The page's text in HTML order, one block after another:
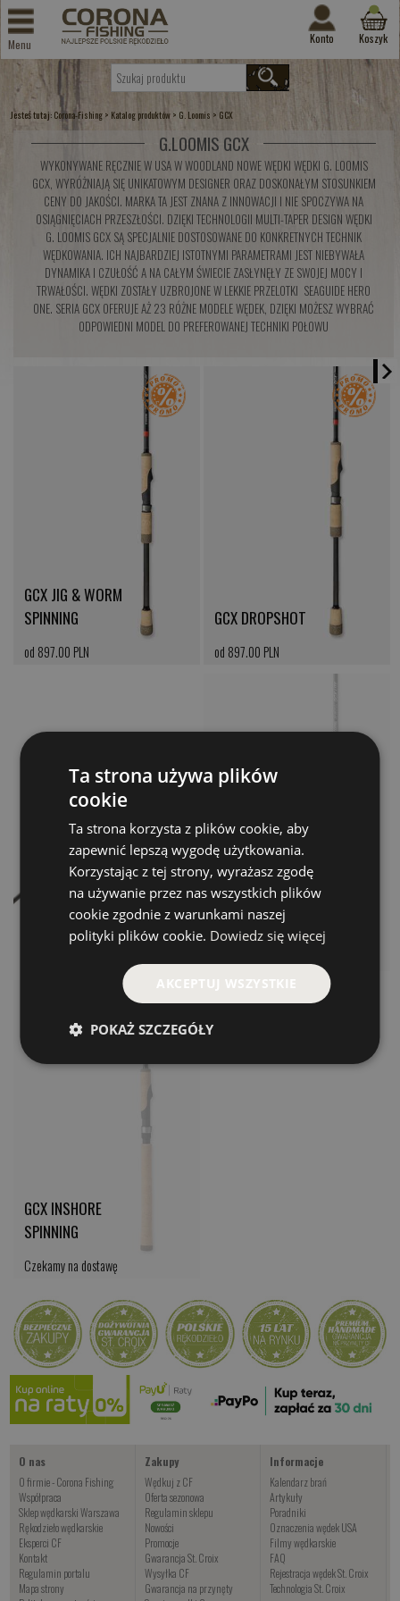
Menu Konto Koszyk
Jesteś tutaj: Corona-Fishing > Katalog produktów > G. Loomis > GCX
G.LOOMIS GCX
WYKONYWANE RĘCZNIE W USA W WOODLAND NOWE WĘDKI WĘDKI G. LOOMIS
GCX, WYRÓŻNIAJĄ SIĘ UNIKATOWYM DESIGNER ORAZ DOSKONAŁYM STOSUNKIEM
CENY DO JAKOŚCI. MARKA TA JEST ZNANA Z INNOWACJI I NIE SPOCZYWA NA
OSIĄGNIĘCIACH PRZESZŁOŚCI. DZIĘKI TECHNOLOGII MULTI-TAPER DESIGN WĘDKI
G. LOOMIS GCX SĄ SPECJALNIE DOSTOSOWANE DO KONKRETNYCH TECHNIK
WĘDKOWANIA. ICH NAJBARDZIEJ ISTOTNYMI PARAMETRAMI JEST NIEBYWAŁA
DYNAMIKA I CZUŁOŚĆ A NA CAŁYM ŚWIECIE ZASŁYNĘŁY ZE SWOJEJ MOCY I
TRWAŁOŚCI. WĘDKI ZOSTAŁY UZBROJONE W LEKKIE PRZELOTKI SEAGUIDE HERO
ONE. SERIA GCX OFERUJE AŻ 23 RÓŻNE MODELE WĘDEK, DZIĘKI MOŻESZ WYBRAĆ
ODPOWIEDNI MODEL DO PREFEROWANEJ TECHNIKI POŁOWU
GCX JIG & WORM
SPINNING
od 897.00 PLN
GCX DROPSHOT
od 897.00 PLN
GCX STEELHEAD
SPINNING
GCX LITE SPINNING
kup teraz >
GCX INSHORE
SPINNING
Czekamy na dostawę
kup teraz >
O nas
O firmie - Corona Fishing
Współpraca
Sklep wędkarski Warszawa
Rękodzieło wędkarskie
Eksperci CF
Kontakt
Regulamin portalu
Mapa strony
Zakupy
Wędkuj z CF
Oferta sezonowa
Regulamin sklepu
Nowości
Promocje
Gwarancja St. Croix
Wysyłka CF
Gwarancja na przynęty
Informacje
Kalendarz brań
Artykuły
Poradniki
Oznaczenia wędek USA
Filmy wędkarskie
FAQ
Rejestracja wędek St. Croix
Technologia St. Croix
Ta strona używa plików
cookie
Ta strona korzysta z plików cookie, aby
zapewnić lepszą wygodę użytkowania.
Korzystając z tej strony, wyrażasz zgodę
na używanie przez nas wszystkich plików
cookie zgodnie z warunkami naszej
polityki plików cookie. Dowiedz się więcej
AKCEPTUJ WSZYSTKIE
POKAŻ SZCZEGÓŁY